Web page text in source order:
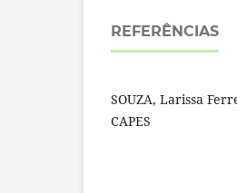
REFERÊNCIAS
SOUZA, Larissa
CAPES